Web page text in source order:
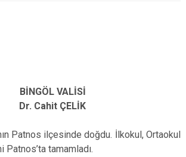
BİNGÖL VALİSİ
Dr. Cahit ÇELİK
Patnos ilçesinde doğdu. İlkokul, Ortaokul
tamamladı.